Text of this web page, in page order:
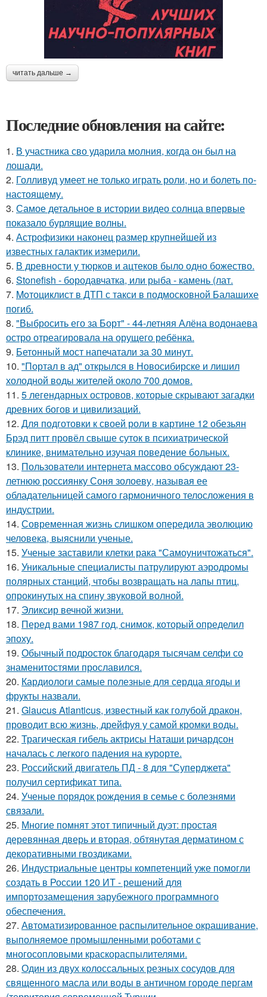
читать дальше →
Последние обновления на сайте:
1. В участника сво ударила молния, когда он был на
лошади.
2. Голливуд умеет не только играть роли, но и болеть по-
настоящему.
3. Самое детальное в истории видео солнца впервые
показало бурлящие волны.
4. Астрофизики наконец размер крупнейшей из
известных галактик измерили.
5. В древности у тюрков и ацтеков было одно божество.
6. Stonefish - бородавчатка, или рыба - камень (лат.
7. Moтоциклист в ДТП с такси в подмосковной Балашихе
погиб.
8. "Выбросить его за Борт" - 44-летняя Алёна водонаева
остро отреагировала на орущего ребёнка.
9. Бетонный мост напечатали за 30 минут.
10. "Портал в ад" открылся в Новосибирске и лишил
холодной воды жителей около 700 домов.
11. 5 легендарных островов, которые скрывают загадки
древних богов и цивилизаций.
12. Для подготовки к своей роли в картине 12 обезьян
Брэд питт провёл свыше суток в психиатрической
клинике, внимательно изучая поведение больных.
13. Пользователи интернета массово обсуждают 23-
летнюю россиянку Соня золоеву, называя ее
обладательницей самого гармоничного телосложения в
индустрии.
14. Современная жизнь слишком опередила эволюцию
человека, выяснили ученые.
15. Ученые заставили клетки рака "Самоуничтожаться".
16. Уникальные специалисты патрулируют аэродромы
полярных станций, чтобы возвращать на лапы птиц,
опрокинутых на спину звуковой волной.
17. Эликсир вечной жизни.
18. Перед вами 1987 год, снимок, который определил
эпоху.
19. Обычный подросток благодаря тысячам селфи со
знаменитостями прославился.
20. Кардиологи самые полезные для сердца ягоды и
фрукты назвали.
21. Glaucus Atlanticus, известный как голубой дракон,
проводит всю жизнь, дрейфуя у самой кромки воды.
22. Трагическая гибель актрисы Наташи ричардсон
началась с легкого падения на курорте.
23. Российский двигатель ПД - 8 для "Суперджета"
получил сертификат типа.
24. Ученые порядок рождения в семье с болезнями
связали.
25. Многие помнят этот типичный дуэт: простая
деревянная дверь и вторая, обтянутая дерматином с
декоративными гвоздиками.
26. Индустриальные центры компетенций уже помогли
создать в России 120 ИТ - решений для
импортозамещения зарубежного программного
обеспечения.
27. Автоматизированное распылительное окрашивание,
выполняемое промышленными роботами с
многосопловыми краскораспылителями.
28. Один из двух колоссальных резных сосудов для
священного масла или воды в античном городе пергам